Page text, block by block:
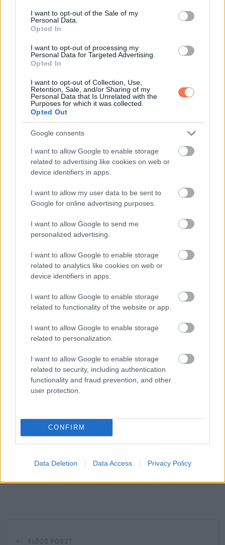
consent section.
I want to opt-out of the Sale of my
Personal Data.
Opted In
I want to opt-out of processing my
Personal Data for Targeted Advertising.
Opted In
I want to opt-out of Collection, Use,
Retention, Sale, and/or Sharing of my
Personal Data that Is Unrelated with the
Purposes for which it was collected.
Opted Out
Google consents
I want to allow Google to enable storage
related to advertising like cookies on web or
device identifiers in apps.
I want to allow my user data to be sent to
Google for online advertising purposes.
I want to allow Google to send me
personalized advertising.
I want to allow Google to enable storage
related to analytics like cookies on web or
device identifiers in apps.
I want to allow Google to enable storage
related to functionality of the website or app.
I want to allow Google to enable storage
related to personalization.
I want to allow Google to enable storage
related to security, including authentication
functionality and fraud prevention, and other
user protection.
CONFIRM
Data Deletion Data Access Privacy Policy
A félelmetes nevek ellenére a szömörcsög az emberre nem
veszélyes. Megfogni nyugodtan lehet, nem mérgező.
Fogyasztása viszont szinte senkinek nem jut eszébe, a
szaga miatt egyszerűen túl taszító.
Vannak népek, ahol a boszorkánytojás fiatal állapotát
megeszik, de ez laikusoknak nagyon nem ajánlott, mert más,
Természeti furcsaság, ami
próbára teszi a
komfortzónánkat
A szömörcsög azért kapta meg „a természet egyik
legijesztőbb gombája” címkét, mert sok olyan tulajdonsága
van, amitől az ember ösztönösen feszeng. Váratlanul bukkan
fel, gyorsan nő, szokatlan formájú, nyálkás, és olyan szagot
áraszt, mintha egy horrorfilm díszletéből került volna elő.
Ha azonban félretesszük az első sokkot, egy egészen
különleges élőlényt látunk. Olyan gombát, ami jól mutatja,
mennyire találékony és sokszínű a természet, még akkor is,
ha néha elfordítjuk tőle a fejünket.
Oszd meg ezt a posztot:
WhatsappRedditShare
via